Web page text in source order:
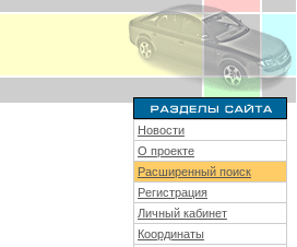
Новости
О проекте
Расширенный поиск
Регистрация
Личный кабинет
Координаты